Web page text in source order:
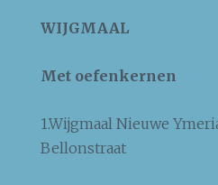
WIJGMAAL
Met oefenkernen
1.Wijgmaal Nieuwe
Bellonstraat